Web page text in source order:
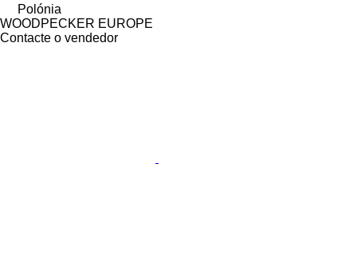
Polónia
WOODPECKER EUROPE
Contacte o vendedor